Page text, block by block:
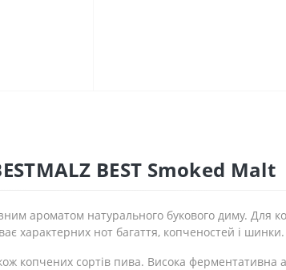
BEST Smoked Malt
ароматом натурального букового диму. Для
характерних нот багаття, копченостей і шинки.
копчених сортів пива. Висока ферментативна